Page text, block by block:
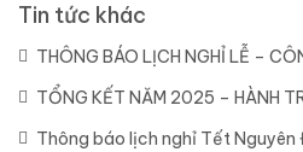
Tin tức khác
THÔNG BÁO LỊCH NGHỈ LỄ –
DYLAN (21/04/2026)
TỔNG KẾT NĂM 2025 – HÀNH
MÌNH CÙNG DYLAN(11/02/
Thông báo lịch nghỉ Tết Nguyên